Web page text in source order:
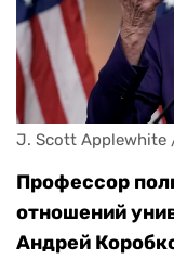
J. Scott Applewhite
Профессор
отношений
Андрей